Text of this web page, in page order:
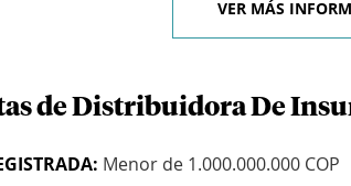
VER MÁS
de Distribuidora De
Menor de 1.000.000.000 COP